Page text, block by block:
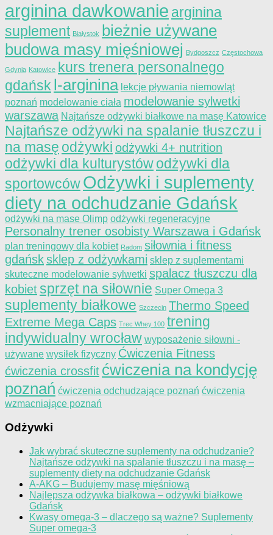
arginina dawkowanie arginina
suplement Białystok bieżnie używane
budowa masy mięśniowej Bydgoszcz Częstochowa
Gdynia Katowice kurs trenera personalnego
gdańsk l-arginina lekcje pływania niemowląt
poznań modelowanie ciała modelowanie sylwetki
warszawa Najtańsze odżywki białkowe na masę Katowice
Najtańsze odżywki na spalanie tłuszczu i
na masę odżywki odżywki 4+ nutrition
odżywki dla kulturystówodżywki dla
sportowcówOdżywki i suplementy
diety na odchudzanie Gdańsk
odżywki na mase Olimp odżywki regeneracyjne
Personalny trener osobisty Warszawa i Gdańsk
plan treningowy dla kobiet Radom siłownia i fitness
gdańsksklep z odżywkami sklep z suplementami
skuteczne modelowanie sylwetki spalacz tłuszczu dla
kobiet sprzęt na siłownie Super Omega 3
suplementy białkowe Szczecin Thermo Speed
Extreme Mega Caps Trec Whey 100 trening
indywidualny wrocław wyposażenie siłowni -
używane wysiłek fizyczny Ćwiczenia Fitness
ćwiczenia crossfit ćwiczenia na kondycję
poznań ćwiczenia odchudzające poznań ćwiczenia
wzmacniające poznań
Odżywki
Jak wybrać skuteczne suplementy na odchudzanie?
Najtańsze odżywki na spalanie tłuszczu i na masę –
suplementy diety na odchudzanie Gdańsk
A-AKG – Budujemy masę mięśniową
Najlepsza odżywka białkowa – odżywki białkowe
Gdańsk
Kwasy omega-3 – dlaczego są ważne? Suplementy
Super omega-3